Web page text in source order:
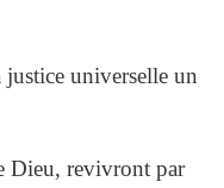
justice universelle un
Dieu, revivront par